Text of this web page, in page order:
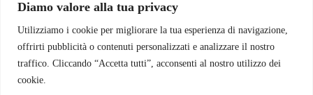
Diamo valore alla tua privacy
Utilizziamo i cookie per migliorare la tua esperienza di navigazione,
offrirti pubblicità o contenuti personalizzati e analizzare il nostro
traffico. Cliccando “Accetta tutti”, acconsenti al nostro utilizzo dei
cookie.
Pertanto, nella generalità dei casi, i termini relativi a
ricorsi, impugnazioni e agli altri adempimenti
processuali, compresi quelli dinanzi al TAR, sono
sospesi.
Concorsi pubblici
Pubblico impiego
Contratti con la pubblica amministrazione
Vittime del dovere ed equiparati